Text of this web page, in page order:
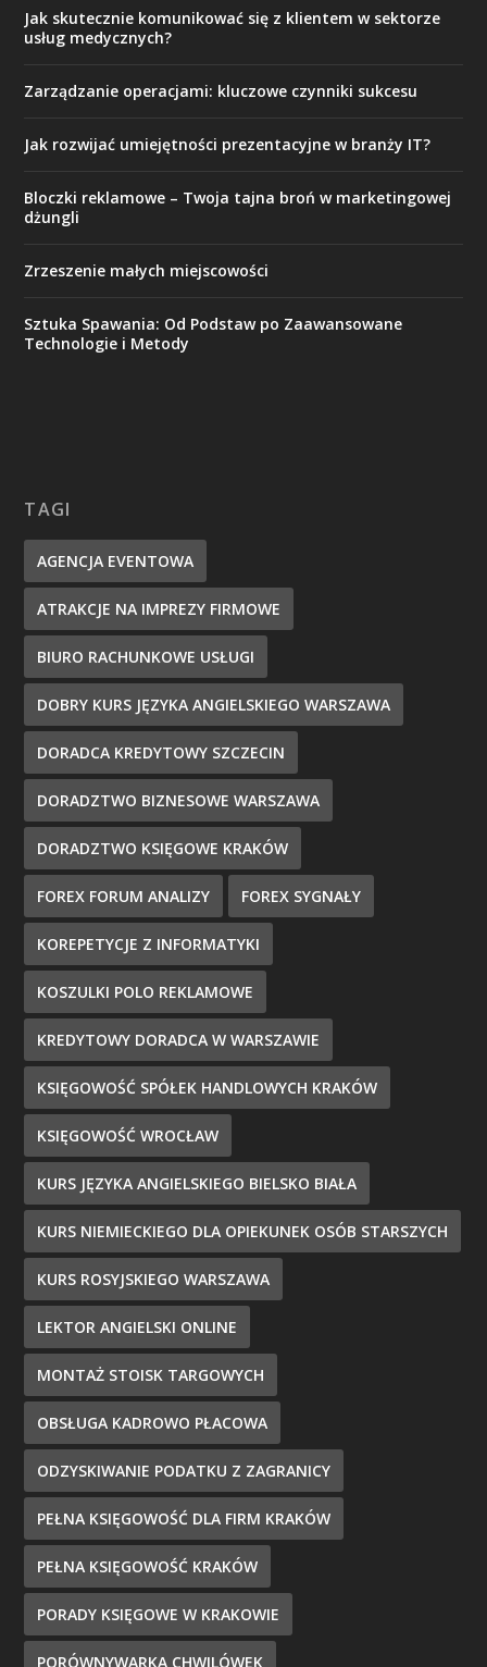
Jak skutecznie komunikować się z klientem w sektorze
usług medycznych?
Zarządzanie operacjami: kluczowe czynniki sukcesu
Jak rozwijać umiejętności prezentacyjne w branży IT?
Bloczki reklamowe – Twoja tajna broń w marketingowej
dżungli
Zrzeszenie małych miejscowości
Sztuka Spawania: Od Podstaw po Zaawansowane
Technologie i Metody
TAGI
AGENCJA EVENTOWA
ATRAKCJE NA IMPREZY FIRMOWE
BIURO RACHUNKOWE USŁUGI
DOBRY KURS JĘZYKA ANGIELSKIEGO WARSZAWA
DORADCA KREDYTOWY SZCZECIN
DORADZTWO BIZNESOWE WARSZAWA
DORADZTWO KSIĘGOWE KRAKÓW
FOREX FORUM ANALIZY FOREX SYGNAŁY
KOREPETYCJE Z INFORMATYKI
KOSZULKI POLO REKLAMOWE
KREDYTOWY DORADCA W WARSZAWIE
KSIĘGOWOŚĆ SPÓŁEK HANDLOWYCH KRAKÓW
KSIĘGOWOŚĆ WROCŁAW
KURS JĘZYKA ANGIELSKIEGO BIELSKO BIAŁA
KURS NIEMIECKIEGO DLA OPIEKUNEK OSÓB STARSZYCH
KURS ROSYJSKIEGO WARSZAWA
LEKTOR ANGIELSKI ONLINE
MONTAŻ STOISK TARGOWYCH
OBSŁUGA KADROWO PŁACOWA
ODZYSKIWANIE PODATKU Z ZAGRANICY
PEŁNA KSIĘGOWOŚĆ DLA FIRM KRAKÓW
PEŁNA KSIĘGOWOŚĆ KRAKÓW
PORADY KSIĘGOWE W KRAKOWIE
PORÓWNYWARKA CHWILÓWEK